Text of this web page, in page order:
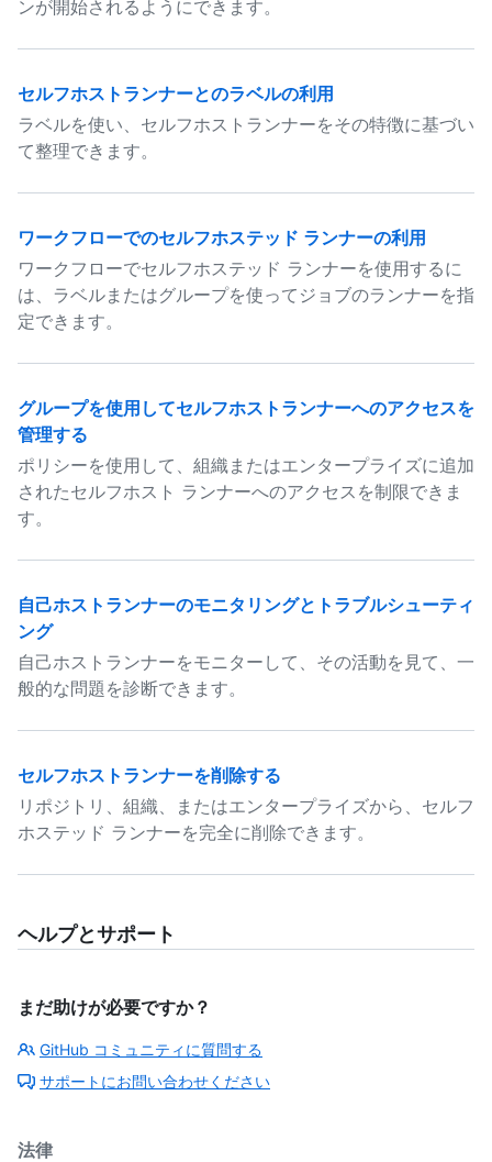
ンが開始されるようにできます。
セルフホストランナーとのラベルの利用
ラベルを使い、セルフホストランナーをその特徴に基づい
て整理できます。
ワークフローでのセルフホステッド ランナーの利用
ワークフローでセルフホステッド ランナーを使用するに
は、ラベルまたはグループを使ってジョブのランナーを指
定できます。
グループを使用してセルフホストランナーへのアクセスを
管理する
ポリシーを使用して、組織またはエンタープライズに追加
されたセルフホスト ランナーへのアクセスを制限できま
す。
自己ホストランナーのモニタリングとトラブルシューティ
ング
自己ホストランナーをモニターして、その活動を見て、一
般的な問題を診断できます。
セルフホストランナーを削除する
リポジトリ、組織、またはエンタープライズから、セルフ
ホステッド ランナーを完全に削除できます。
ヘルプとサポート
まだ助けが必要ですか？
GitHub コミュニティに質問する
サポートにお問い合わせください
法律